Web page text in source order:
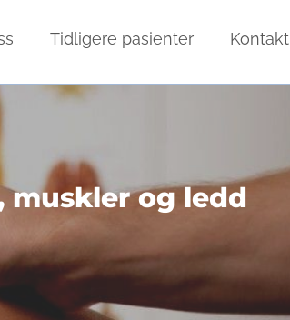
Tidligere pasienter Kontakt
muskler og ledd